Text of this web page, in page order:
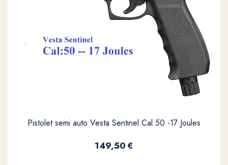
Pistolet semi auto Vesta Sentinel Cal 50 -17 Joules
149,50€